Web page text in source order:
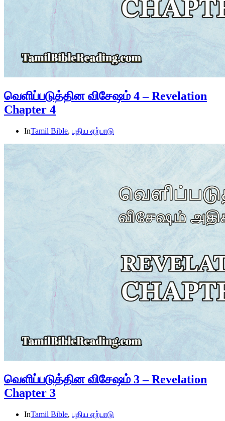
வெளிப்படுத்தின விசேஷம் 4 – Revelation
Chapter 4
InTamil Bible, புதிய ஏற்பாடு
வெளிப்படுத்தின விசேஷம் 3 – Revelation
Chapter 3
InTamil Bible, புதிய ஏற்பாடு